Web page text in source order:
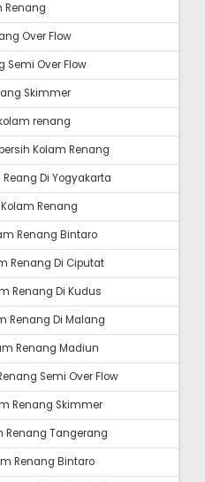
Renang
Over Flow
Semi Over Flow
Skimmer
renang
Kolam Renang
Di Yogyakarta
Renang
Renang Bintaro
Renang Di Ciputat
Renang Di Kudus
Renang Di Malang
Renang Madiun
Semi Over Flow
Renang Skimmer
Renang Tangerang
Renang Bintaro